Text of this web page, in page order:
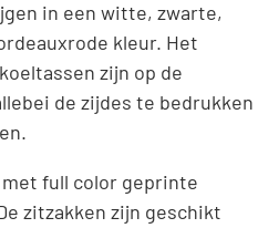
in een witte, zwarte,
kleur. Het
zijn op de
de zijdes te bedrukken
full color geprinte
zitzakken zijn geschikt